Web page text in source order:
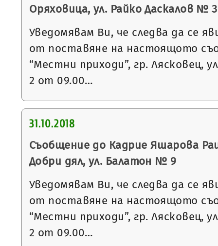
Оряховица, ул. Райко Даскалов №
Уведомявам Ви, че следва да се
от поставяне на настоящото
“Местни приходи”, гр. Лясковец,
2 от 09.00…
31.10.2018
Съобщение до Кадрие Яшарова
Добри дял, ул. Балатон № 9
Уведомявам Ви, че следва да се
от поставяне на настоящото
“Местни приходи”, гр. Лясковец,
2 от 09.00…